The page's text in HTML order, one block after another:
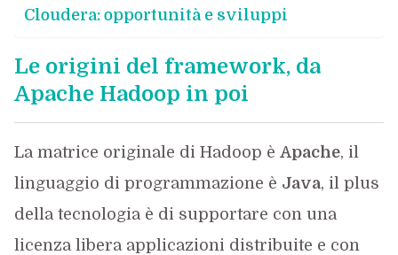
Cloudera: opportunità e sviluppi
Le origini del framework, da
Apache Hadoop in poi
La matrice originale di Hadoop è Apache, il
linguaggio di programmazione è Java, il plus
della tecnologia è di supportare con una
licenza libera applicazioni distribuite e con